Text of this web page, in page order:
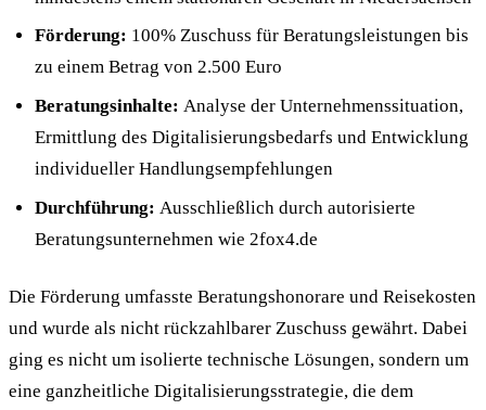
Förderung: 100% Zuschuss für Beratungsleistungen bis
zu einem Betrag von 2.500 Euro
Beratungsinhalte: Analyse der Unternehmenssituation,
Ermittlung des Digitalisierungsbedarfs und Entwicklung
individueller Handlungsempfehlungen
Durchführung: Ausschließlich durch autorisierte
Beratungsunternehmen wie 2fox4.de
Die Förderung umfasste Beratungshonorare und Reisekosten
und wurde als nicht rückzahlbarer Zuschuss gewährt. Dabei
ging es nicht um isolierte technische Lösungen, sondern um
eine ganzheitliche Digitalisierungsstrategie, die dem